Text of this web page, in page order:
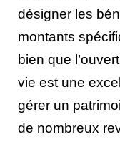
désigner les
montants
bien que
vie est une
gérer un
de nombreux